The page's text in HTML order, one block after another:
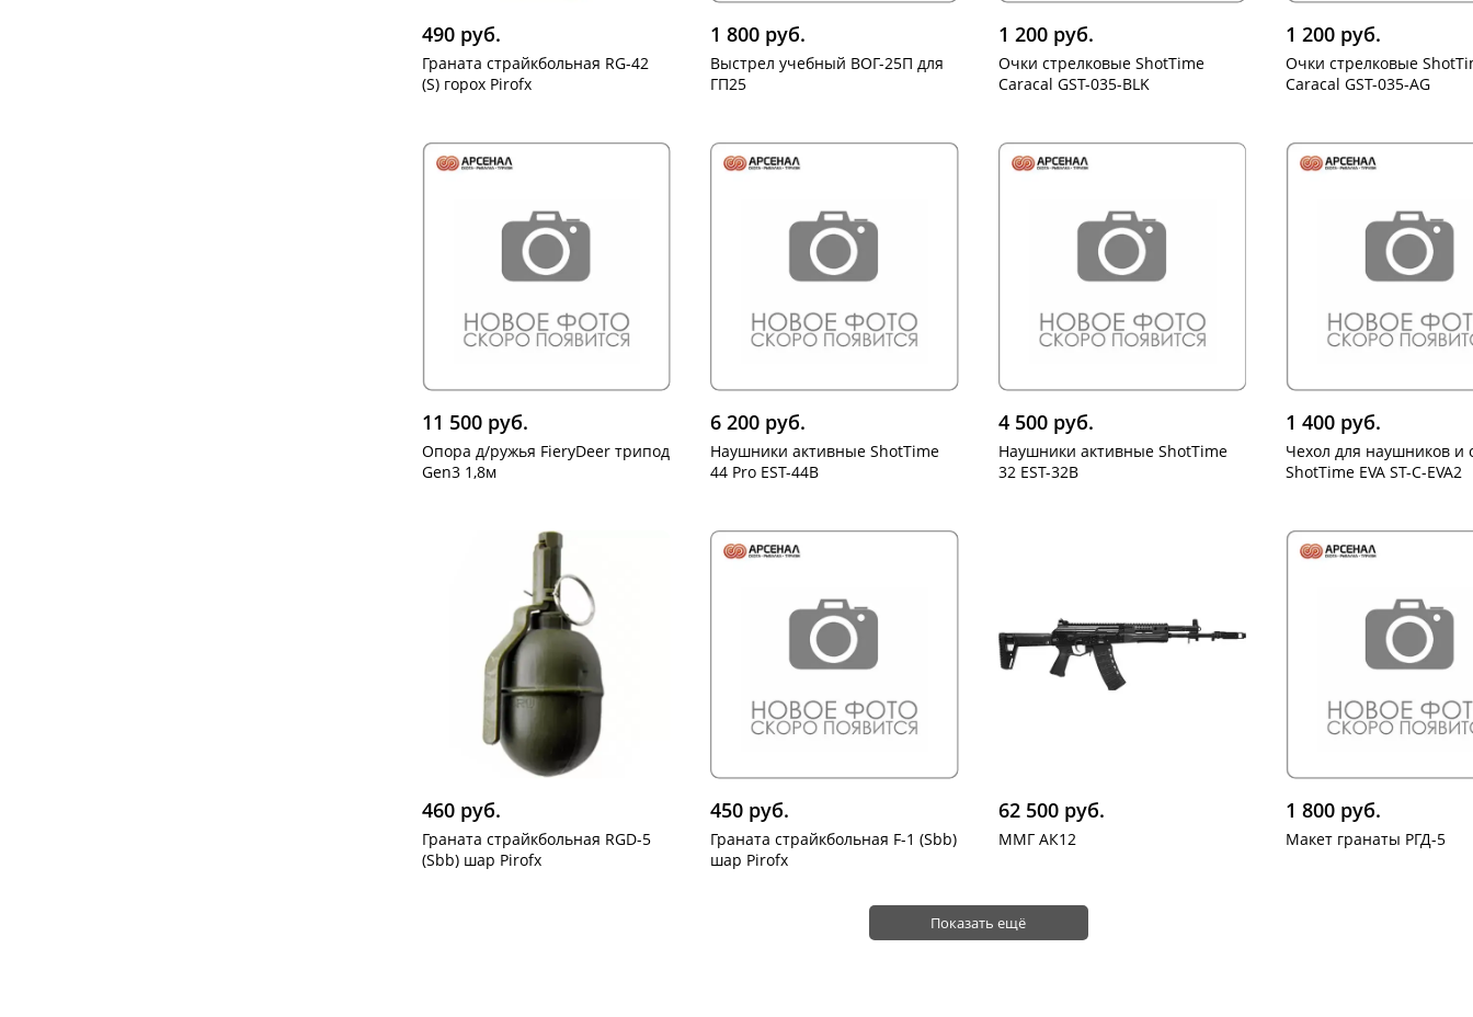
490 руб.
Граната страйкбольная RG-42
(S) горох Pirofx
1 800 руб.
Выстрел учебный ВОГ-25П для
ГП25
1 200 руб.
Очки стрелковые ShotTime
Caracal GST-035-BLK
1 200 руб.
Очки стрелковые
Caracal GST-035-AG
11 500 руб.
Опора д/ружья FieryDeer трипод
Gen3 1,8м
6 200 руб.
Наушники активные ShotTime
44 Pro EST-44B
4 500 руб.
Наушники активные ShotTime
32 EST-32B
1 400 руб.
Чехол для наушников и
ShotTime EVA ST-C-EVA2
460 руб.
Граната страйкбольная RGD-5
(Sbb) шар Pirofx
450 руб.
Граната страйкбольная F-1 (Sbb)
шар Pirofx
62 500 руб.
ММГ АК12
1 800 руб.
Макет гранаты РГД-5
Показать ещё